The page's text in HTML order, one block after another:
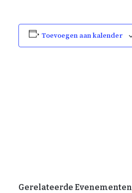
Toevoegen aan kalender
Gerelateerde Evenementen